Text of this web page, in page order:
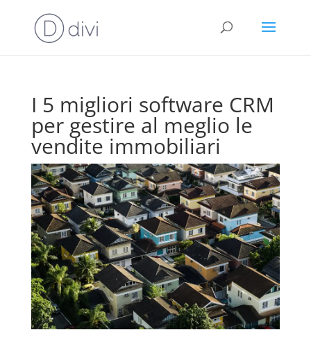
I 5 migliori software CRM
per gestire al meglio le
vendite immobiliari